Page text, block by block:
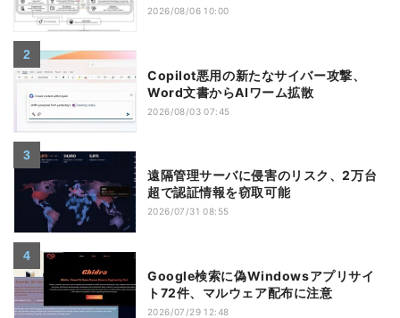
2026/08/06 10:00
Copilot悪用の新たなサイバー攻撃、
Word文書からAIワーム拡散
2026/08/03 07:45
遠隔管理サーバに侵害のリスク、2万台
超で認証情報を窃取可能
2026/07/31 08:55
Google検索に偽Windowsアプリサイ
ト72件、マルウェア配布に注意
2026/07/29 12:48